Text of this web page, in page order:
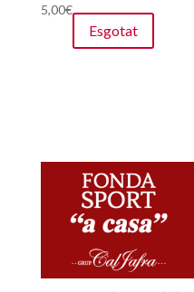
5,00€
Esgotat